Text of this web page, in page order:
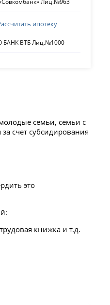
Лиц.№963
БАНК ВТБ Лиц.№1000
ипотеку
семьи, семьи с
счет субсидирования
это
книжка и т.д.